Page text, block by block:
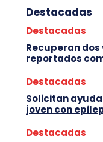
Destacadas
Destacadas
Recuperan
reportados
Destacadas
Solicitan
joven con
Destacadas